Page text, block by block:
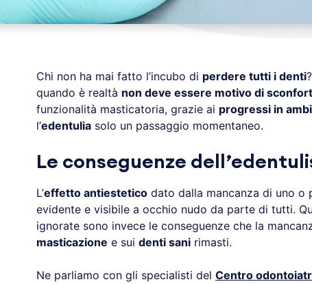
Chi non ha mai fatto l’incubo di perdere tutti i denti
quando è realtà non deve essere motivo di
funzionalità masticatoria, grazie ai progressi in
l’edentulia solo un passaggio momentaneo.
Le conseguenze
L’effetto antiestetico dato dalla mancanza di uno o
evidente e visibile a occhio nudo da parte di tutti.
ignorate sono invece le conseguenze che la
masticazione e sui denti sani rimasti.
Ne parliamo con gli specialisti del Centro